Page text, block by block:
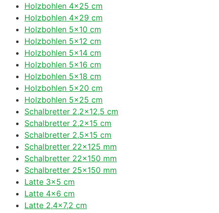
Holzbohlen 4×25 cm
Holzbohlen 4×29 cm
Holzbohlen 5×10 cm
Holzbohlen 5×12 cm
Holzbohlen 5×14 cm
Holzbohlen 5×16 cm
Holzbohlen 5×18 cm
Holzbohlen 5×20 cm
Holzbohlen 5×25 cm
Schalbretter 2,2×12,5 cm
Schalbretter 2,2×15 cm
Schalbretter 2,5×15 cm
Schalbretter 22×125 mm
Schalbretter 22×150 mm
Schalbretter 25×150 mm
Latte 3×5 cm
Latte 4×6 cm
Latte 2,4×7,2 cm